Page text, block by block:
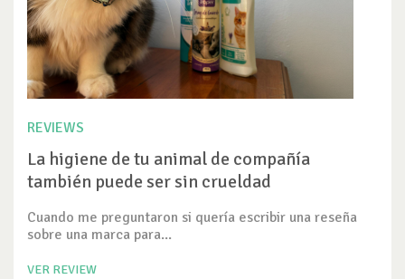
REVIEWS
La higiene de tu animal de compañía
también puede ser sin crueldad
Cuando me preguntaron si quería escribir una reseña
sobre una marca para...
VER REVIEW